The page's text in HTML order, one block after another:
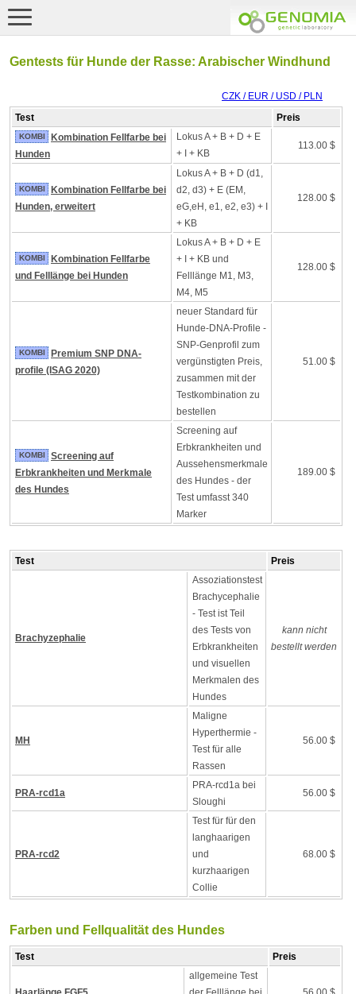
Gentests für Hunde der Rasse: Arabischer Windhund
CZK / EUR / USD / PLN
Test
Preis
KOMBI
Kombination Fellfarbe bei
Hunden
Lokus A + B + D + E
+ I + KB
113.00 $
KOMBI
Kombination Fellfarbe bei
Hunden, erweitert
Lokus A + B + D (d1,
d2, d3) + E (EM,
eG,eH, e1, e2, e3) + I
+ KB
128.00 $
KOMBI
Kombination Fellfarbe
und Felllänge bei Hunden
Lokus A + B + D + E
+ I + KB und
Felllänge M1, M3,
M4, M5
128.00 $
KOMBI
Premium SNP DNA-
profile (ISAG 2020)
neuer Standard für
Hunde-DNA-Profile -
SNP-Genprofil zum
vergünstigten Preis,
zusammen mit der
Testkombination zu
bestellen
51.00 $
KOMBI
Screening auf
Erbkrankheiten und Merkmale
des Hundes
Screening auf
Erbkrankheiten und
Aussehensmerkmale
des Hundes - der
Test umfasst 340
Marker
189.00 $
Test Preis
Brachyzephalie
Assoziationstest
Brachycephalie
- Test ist Teil
des Tests von
Erbkrankheiten
und visuellen
Merkmalen des
Hundes
kann nicht
bestellt werden
MH
Maligne
Hyperthermie -
Test für alle
Rassen
56.00 $
PRA-rcd1a
PRA-rcd1a bei
Sloughi
56.00 $
PRA-rcd2
Test für für den
langhaarigen
und
kurzhaarigen
Collie
68.00 $
Farben und Fellqualität des Hundes
Test Preis
allgemeine Test